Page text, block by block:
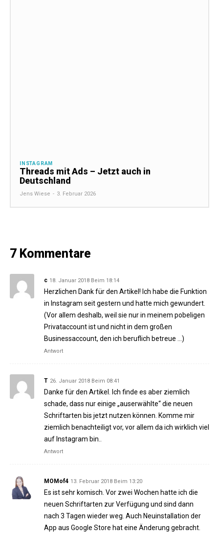
INSTAGRAM
Threads mit Ads – Jetzt auch in
Deutschland
Jens Wiese - 3. Februar 2026
7 Kommentare
c 18. Januar 2018 Beim 18:14
Herzlichen Dank für den Artikel! Ich habe die Funktion
in Instagram seit gestern und hatte mich gewundert.
(Vor allem deshalb, weil sie nur in meinem pobeligen
Privataccount ist und nicht in dem großen
Businessaccount, den ich beruflich betreue …)
Antwort
T 26. Januar 2018 Beim 08:41
Danke für den Artikel. Ich finde es aber ziemlich
schade, dass nur einige „auserwählte“ die neuen
Schriftarten bis jetzt nutzen können. Komme mir
ziemlich benachteiligt vor, vor allem da ich wirklich viel
auf Instagram bin..
Antwort
MOMof4 13. Februar 2018 Beim 13:20
Es ist sehr komisch. Vor zwei Wochen hatte ich die
neuen Schriftarten zur Verfügung und sind dann
nach 3 Tagen wieder weg. Auch Neuinstallation der
App aus Google Store hat eine Änderung gebracht.